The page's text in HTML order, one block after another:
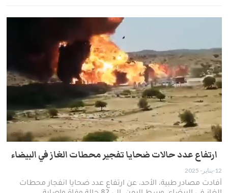
ارتفاع عدد حالات ضحايا تفجير محطات الغاز في البيضاء
12-يناير- 2025
أفادت مصادر طبية، الأحد، عن ارتفاع عدد ضحايا انفجار محطات